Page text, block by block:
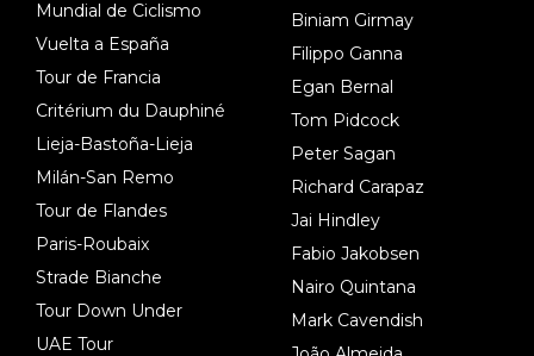
Mundial de Ciclismo
Vuelta a España
Tour de Francia
Critérium du Dauphiné
Lieja-Bastoña-Lieja
Milán-San Remo
Tour de Flandes
Paris-Roubaix
Strade Bianche
Tour Down Under
UAE Tour
Biniam Girmay
Filippo Ganna
Egan Bernal
Tom Pidcock
Peter Sagan
Richard Carapaz
Jai Hindley
Fabio Jakobsen
Nairo Quintana
Mark Cavendish